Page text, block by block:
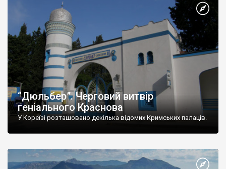
“Дюльбер”. Черговий витвір
геніального Краснова
У Кореїзі розташовано декілька відомих Кримських палаців.